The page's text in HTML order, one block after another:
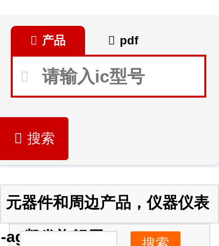
产品 pdf
搜索
元器件和周边产品，仪器仪表
-ag凯发旗舰厅